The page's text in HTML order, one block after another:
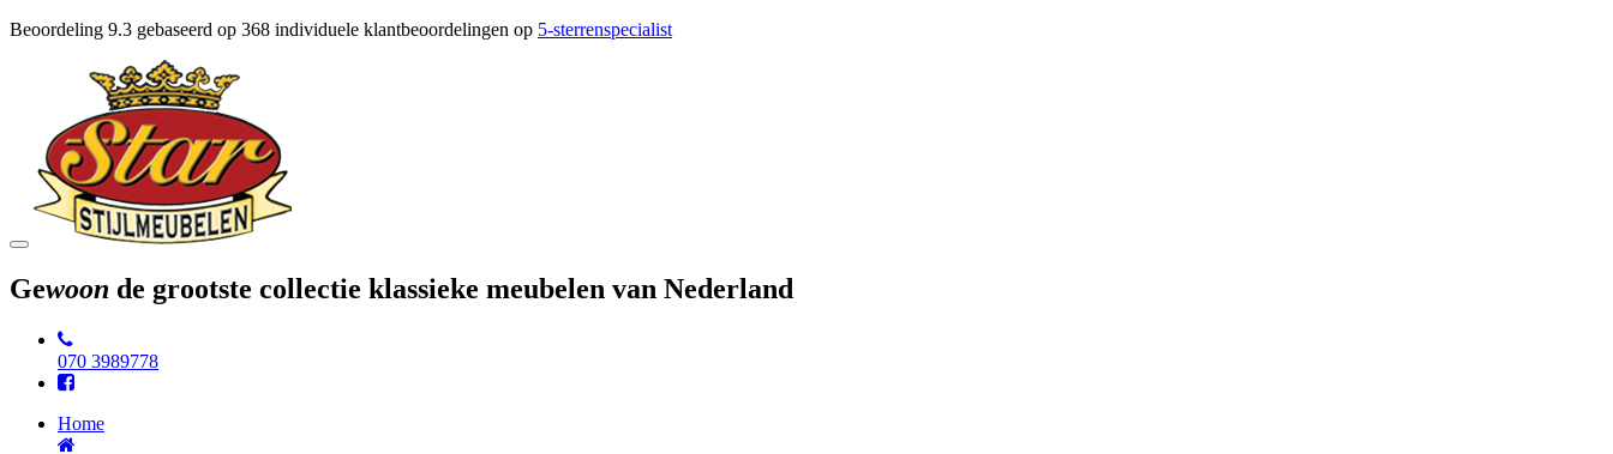
Beoordeling 9.3 gebaseerd op 368 individuele klantbeoordelingen op 5-sterrenspecialist
Toggle
Gewoon de grootste collectie klassieke meubelen van Nederland
070 3989778
Home